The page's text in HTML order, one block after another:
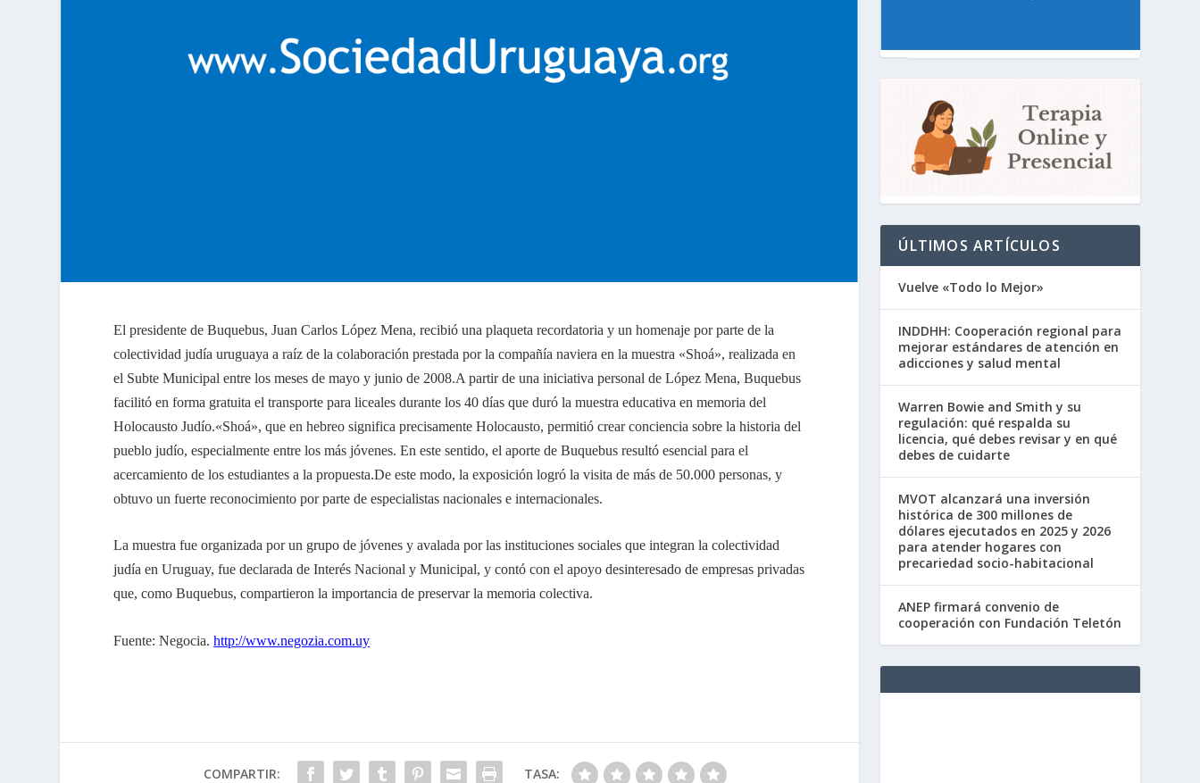
El presidente de Buquebus, Juan Carlos López Mena, recibió una plaqueta recordatoria y un homenaje por parte de la
colectividad judía uruguaya a raíz de la colaboración prestada por la compañía naviera en la muestra «Shoá», realizada en
el Subte Municipal entre los meses de mayo y junio de 2008.A partir de una iniciativa personal de López Mena, Buquebus
facilitó en forma gratuita el transporte para liceales durante los 40 días que duró la muestra educativa en memoria del
Holocausto Judío.«Shoá», que en hebreo significa precisamente Holocausto, permitió crear conciencia sobre la historia del
pueblo judío, especialmente entre los más jóvenes. En este sentido, el aporte de Buquebus resultó esencial para el
acercamiento de los estudiantes a la propuesta.De este modo, la exposición logró la visita de más de 50.000 personas, y
obtuvo un fuerte reconocimiento por parte de especialistas nacionales e internacionales.
La muestra fue organizada por un grupo de jóvenes y avalada por las instituciones sociales que integran la colectividad
judía en Uruguay, fue declarada de Interés Nacional y Municipal, y contó con el apoyo desinteresado de empresas privadas
que, como Buquebus, compartieron la importancia de preservar la memoria colectiva.
Fuente: Negocia.http://www.negozia.com.uy
COMPARTIR: TASA:
ÚLTIMOS ARTÍCULOS
Vuelve «Todo lo Mejor»
INDDHH: Cooperación regional para
mejorar estándares de atención en
adicciones y salud mental
Warren Bowie and Smith y su
regulación: qué respalda su
licencia, qué debes revisar y en qué
debes de cuidarte
MVOT alcanzará una inversión
histórica de 300 millones de
dólares ejecutados en 2025 y 2026
para atender hogares con
precariedad socio-habitacional
ANEP firmará convenio de
cooperación con Fundación Teletón